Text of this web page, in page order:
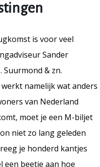
is voor veel
Sander
Suurmond & zn.
namelijk wat anders
van Nederland
moet je een M-biljet
niet zo lang geleden
je honderd kantjes
een beetje aan hoe